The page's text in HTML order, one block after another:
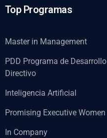
Top Programas
Master in Management
PDD Programa de Desarrollo
Directivo
Inteligencia Artificial
Promising Executive Women
In Company